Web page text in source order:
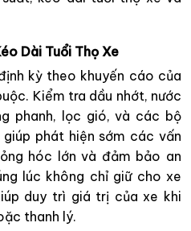
Dài Tuổi Thọ Xe
kỳ theo khuyến cáo của
Kiểm tra dầu nhớt, nước
phanh, lọc gió, và các bộ
phát hiện sớm các vấn
hóc lớn và đảm bảo an
lúc không chỉ giữ cho xe
duy trì giá trị của xe khi
thanh lý.